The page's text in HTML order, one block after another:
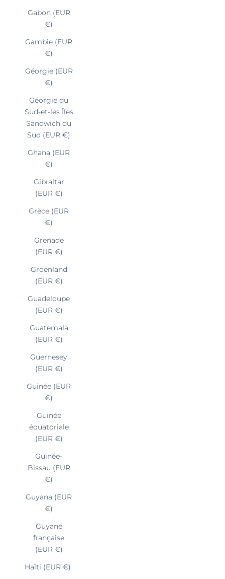
Gabon (EUR
€)
Gambie (EUR
€)
Géorgie (EUR
€)
Géorgie du
Sud-et-les Îles
Sandwich du
Sud (EUR €)
Ghana (EUR
€)
Gibraltar
(EUR €)
Grèce (EUR
€)
Grenade
(EUR €)
Groenland
(EUR €)
Guadeloupe
(EUR €)
Guatemala
(EUR €)
Guernesey
(EUR €)
Guinée (EUR
€)
Guinée
équatoriale
(EUR €)
Guinée-
Bissau (EUR
€)
Guyana (EUR
€)
Guyane
française
(EUR €)
Haïti (EUR €)